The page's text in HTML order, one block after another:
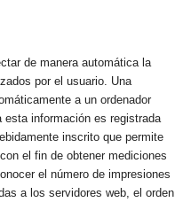
de manera automática la
por el usuario. Una
a un ordenador
información es registrada
inscrito que permite
el fin de obtener mediciones
el número de impresiones
a los servidores web, el orden